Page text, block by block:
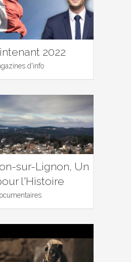
2022
d'info
sur-Lignon, Un
l'Histoire